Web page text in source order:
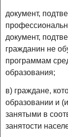
документ,
документ,
гражданин не
программам
образования;
в) граждане,
образовании и
занятыми в
занятости